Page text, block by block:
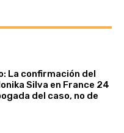
La confirmación del
Silva en France 24
del caso, no de